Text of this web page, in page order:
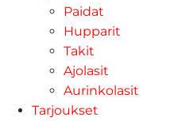
Paidat
Hupparit
Takit
Ajolasit
Aurinkolasit
Tarjoukset